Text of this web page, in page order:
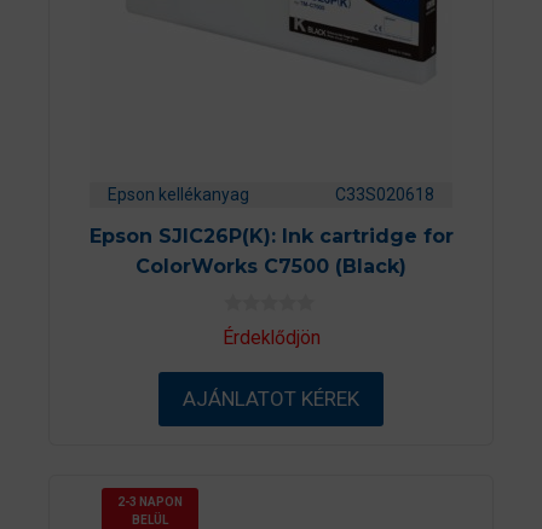
Epson kellékanyag C33S020618
Epson SJIC26P(K): Ink cartridge for
ColorWorks C7500 (Black)
0
a
-
ő
Érdeklődjön
AJÁNLATOT KÉREK
2-3 NAPON
BELÜL